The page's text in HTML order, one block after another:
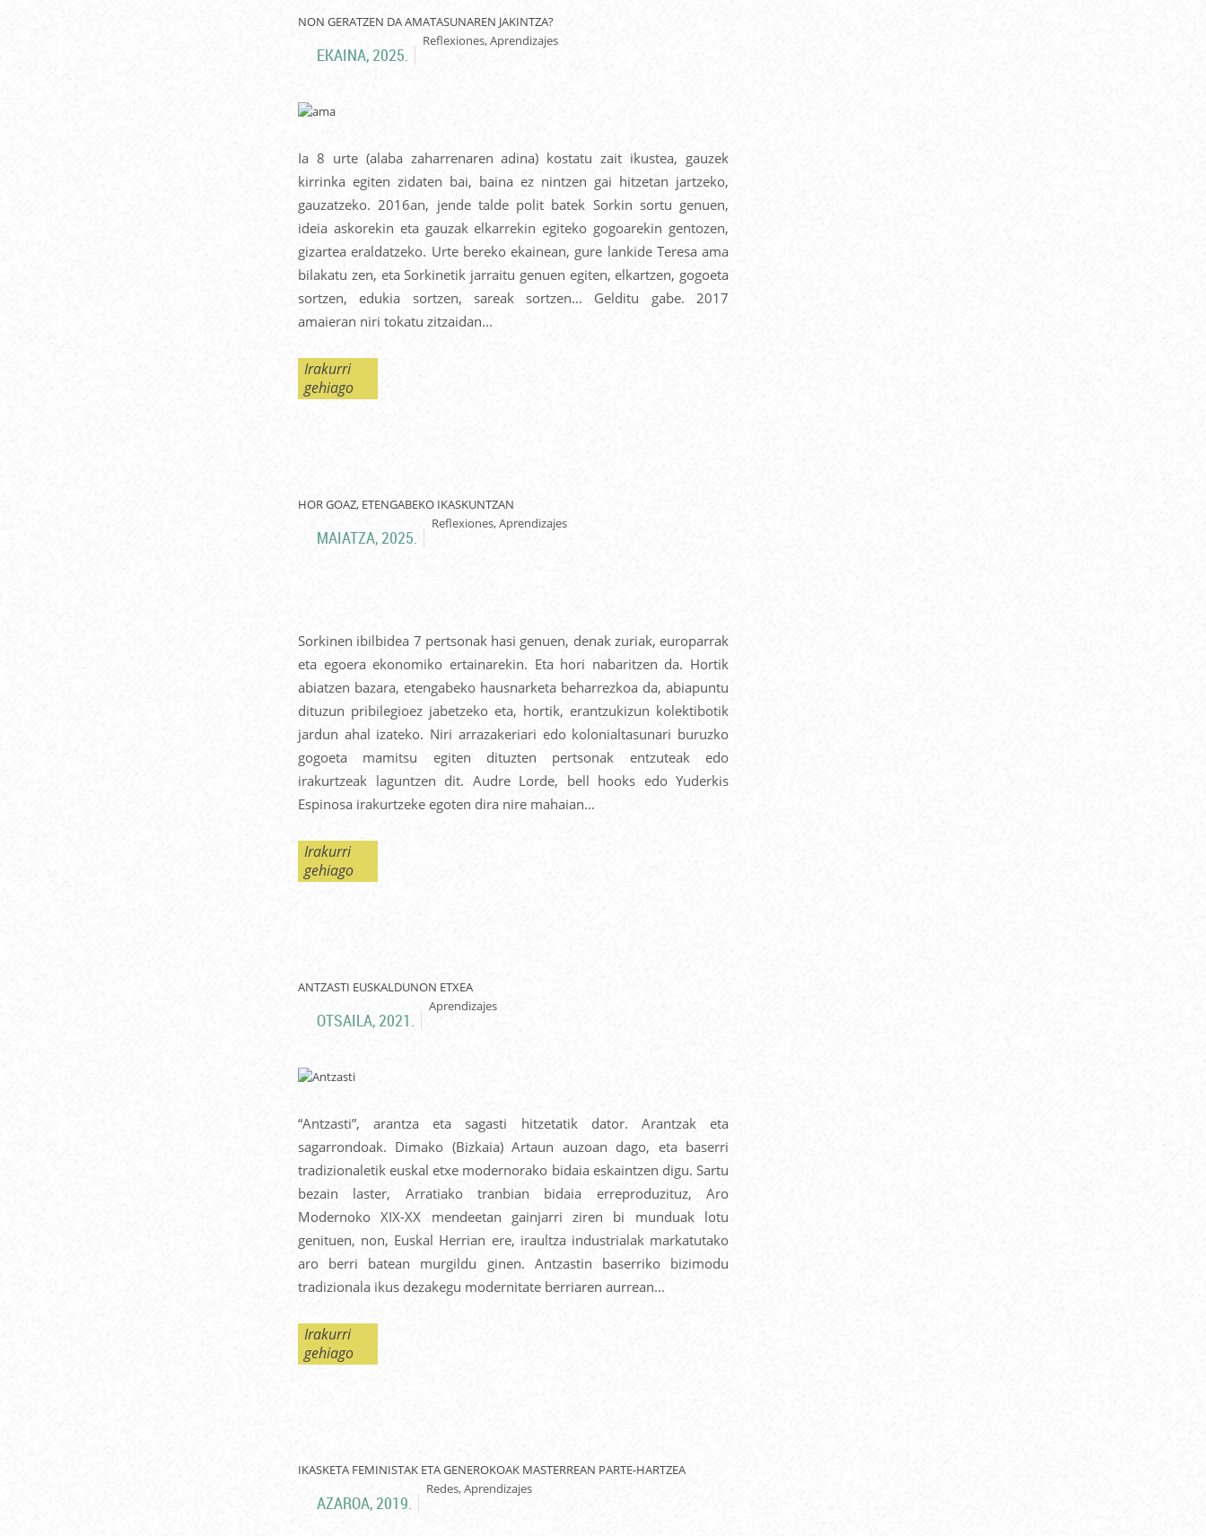
NON GERATZEN DA AMATASUNAREN JAKINTZA?
EKAINA, 2025.
Reflexiones, Aprendizajes
Ia 8 urte (alaba zaharrenaren adina) kostatu zait ikustea, gauzek
kirrinka egiten zidaten bai, baina ez nintzen gai hitzetan jartzeko,
gauzatzeko. 2016an, jende talde polit batek Sorkin sortu genuen,
ideia askorekin eta gauzak elkarrekin egiteko gogoarekin gentozen,
gizartea eraldatzeko. Urte bereko ekainean, gure lankide Teresa ama
bilakatu zen, eta Sorkinetik jarraitu genuen egiten, elkartzen, gogoeta
sortzen, edukia sortzen, sareak sortzen... Gelditu gabe. 2017
amaieran niri tokatu zitzaidan...
Irakurri
gehiago
HOR GOAZ, ETENGABEKO IKASKUNTZAN
MAIATZA, 2025.
Reflexiones, Aprendizajes
Sorkinen ibilbidea 7 pertsonak hasi genuen, denak zuriak, europarrak
eta egoera ekonomiko ertainarekin. Eta hori nabaritzen da. Hortik
abiatzen bazara, etengabeko hausnarketa beharrezkoa da, abiapuntu
dituzun pribilegioez jabetzeko eta, hortik, erantzukizun kolektibotik
jardun ahal izateko. Niri arrazakeriari edo kolonialtasunari buruzko
gogoeta mamitsu egiten dituzten pertsonak entzuteak edo
irakurtzeak laguntzen dit. Audre Lorde, bell hooks edo Yuderkis
Espinosa irakurtzeke egoten dira nire mahaian...
Irakurri
gehiago
ANTZASTI EUSKALDUNON ETXEA
OTSAILA, 2021.
Aprendizajes
“Antzasti”, arantza eta sagasti hitzetatik dator. Arantzak eta
sagarrondoak. Dimako (Bizkaia) Artaun auzoan dago, eta baserri
tradizionaletik euskal etxe modernorako bidaia eskaintzen digu. Sartu
bezain laster, Arratiako tranbian bidaia erreproduzituz, Aro
Modernoko XIX-XX mendeetan gainjarri ziren bi munduak lotu
genituen, non, Euskal Herrian ere, iraultza industrialak markatutako
aro berri batean murgildu ginen. Antzastin baserriko bizimodu
tradizionala ikus dezakegu modernitate berriaren aurrean...
Irakurri
gehiago
IKASKETA FEMINISTAK ETA GENEROKOAK MASTERREAN PARTE-HARTZEA
AZAROA, 2019.
Redes, Aprendizajes